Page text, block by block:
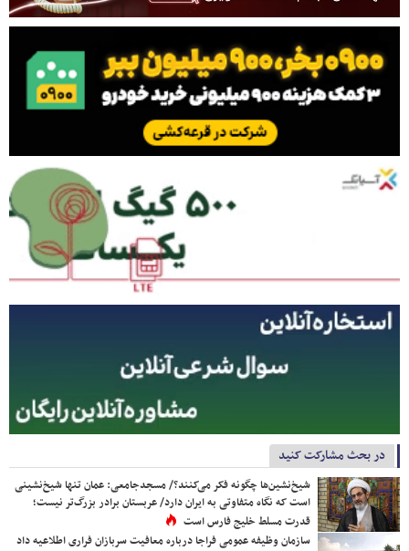
در بحث مشارکت کنید
شیخ‌نشین‌ها چگونه فکر می‌کنند؟/ مسجدجامعی: عمان تنها شیخ‌نشینی
است که نگاه متفاوتی به ایران دارد/ عربستان برادر بزرگ‌تر نیست؛
قدرت مسلط خلیج فارس است
سازمان وظیفه عمومی فراجا درباره معافیت سربازان فراری اطلاعیه داد